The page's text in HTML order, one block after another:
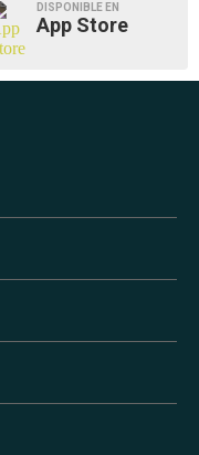
DISPONIBLE EN
App Store